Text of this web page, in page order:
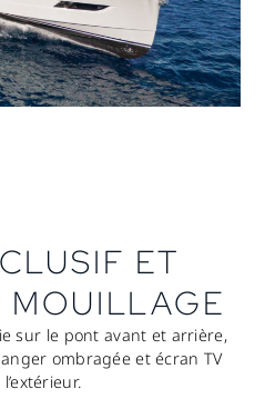
ET
MOUILLAGE
sur le pont avant et arrière,
ombragée et écran TV